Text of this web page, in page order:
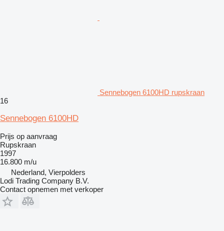
Sennebogen 6100HD rupskraan
16
Sennebogen 6100HD
Prijs op aanvraag
Rupskraan
1997
16.800 m/u
Nederland, Vierpolders
Lodi Trading Company B.V.
Contact opnemen met verkoper